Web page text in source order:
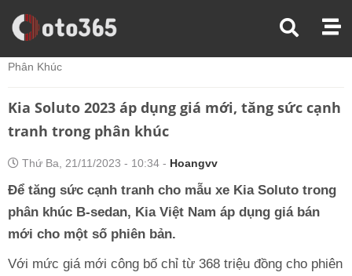
Trang Chủ
Thị Trường Xe
Phân Khúc
Kia Soluto 2023 áp dụng giá mới, tăng sức cạnh
tranh trong phân khúc
Thứ Ba, 21/11/2023 - 10:34 - Hoangvv
Để tăng sức cạnh tranh cho mẫu xe Kia Soluto trong
phân khúc B-sedan, Kia Việt Nam áp dụng giá bán
mới cho một số phiên bản.
Với mức giá mới công bố chỉ từ 368 triệu đồng cho phiên